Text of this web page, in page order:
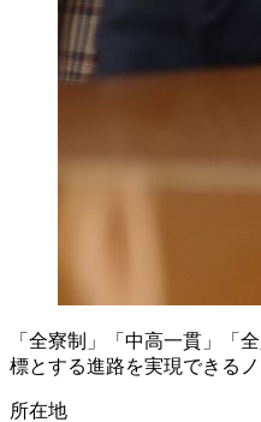
「全寮制」「中高一貫」「
標とする進路を実現できる
所在地